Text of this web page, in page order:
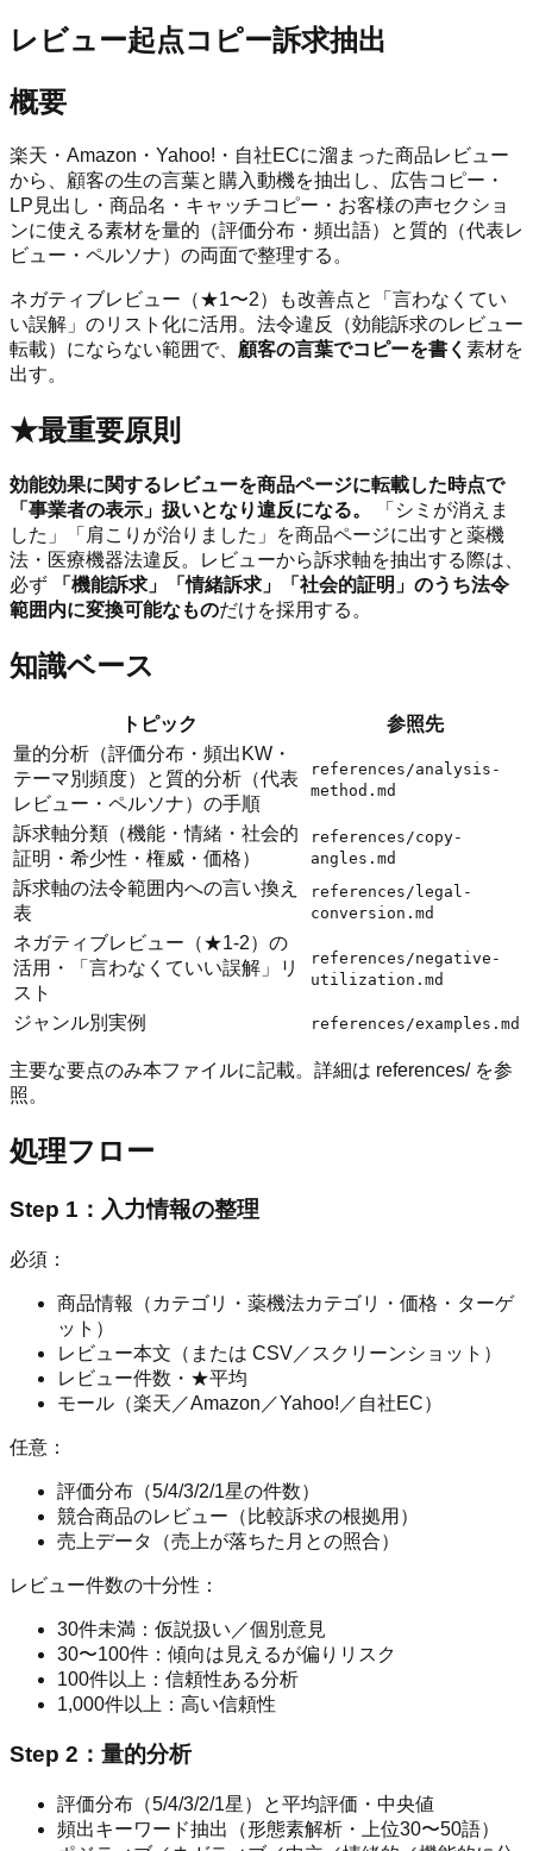
レビュー起点コピー訴求抽出
概要
楽天・Amazon・Yahoo!・自社ECに溜まった商品レビュー
から、顧客の生の言葉と購入動機を抽出し、広告コピー・
LP見出し・商品名・キャッチコピー・お客様の声セクショ
ンに使える素材を量的（評価分布・頻出語）と質的（代表レ
ビュー・ペルソナ）の両面で整理する。
ネガティブレビュー（★1〜2）も改善点と「言わなくてい
い誤解」のリスト化に活用。法令違反（効能訴求のレビュー
転載）にならない範囲で、 顧客の言葉でコピーを書く 素材を
出す。
★最重要原則
効能効果に関するレビューを商品ページに転載した時点で
「事業者の表示」扱いとなり違反になる。
「シミが消えま
した」「肩こりが治りました」を商品ページに出すと薬機
法・医療機器法違反。レビューから訴求軸を抽出する際は、
必ず
「機能訴求」「情緒訴求」「社会的証明」のうち法令
範囲内に変換可能なものだけを採用する。
知識ベース
トピック
参照先
量的分析（評価分布・頻出KW・
テーマ別頻度）と質的分析（代表
レビュー・ペルソナ）の手順
references/analysis-
method.md
訴求軸分類（機能・情緒・社会的
証明・希少性・権威・価格）
references/copy-
angles.md
訴求軸の法令範囲内への言い換え
表
references/legal-
conversion.md
ネガティブレビュー（★1-2）の
活用・「言わなくていい誤解」リ
スト
references/negative-
utilization.md
ジャンル別実例 references/examples.md
主要な要点のみ本ファイルに記載。詳細は references/ を参
照。
処理フロー
Step 1：入力情報の整理
必須：
商品情報（カテゴリ・薬機法カテゴリ・価格・ターゲ
ット）
レビュー本文（または CSV／スクリーンショット）
レビュー件数・★平均
モール（楽天／Amazon／Yahoo!／自社EC）
任意：
評価分布（5/4/3/2/1星の件数）
競合商品のレビュー（比較訴求の根拠用）
売上データ（売上が落ちた月との照合）
レビュー件数の十分性：
30件未満：仮説扱い／個別意見
30〜100件：傾向は見えるが偏りリスク
100件以上：信頼性ある分析
1,000件以上：高い信頼性
Step 2：量的分析
評価分布（5/4/3/2/1星）と平均評価・中央値
頻出キーワード抽出（形態素解析・上位30〜50語）